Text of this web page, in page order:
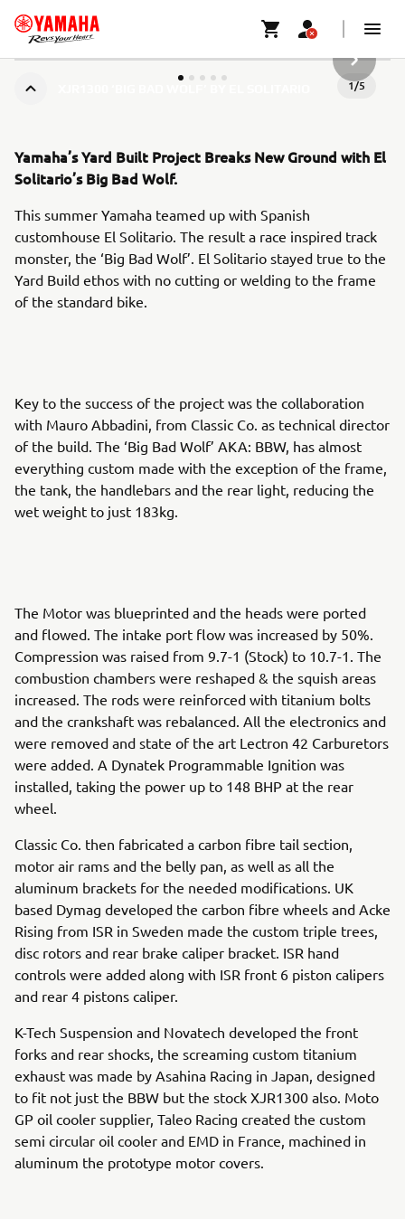
1/5
NESTE
Yamaha’s Yard Built Project Breaks New Ground with El
Solitario’s Big Bad Wolf.
This summer Yamaha teamed up with Spanish
customhouse El Solitario. The result a race inspired track
monster, the ‘Big Bad Wolf’. El Solitario stayed true to the
Yard Build ethos with no cutting or welding to the frame
of the standard bike.
Key to the success of the project was the collaboration
with Mauro Abbadini, from Classic Co. as technical director
of the build. The ‘Big Bad Wolf’ AKA: BBW, has almost
everything custom made with the exception of the frame,
the tank, the handlebars and the rear light, reducing the
wet weight to just 183kg.
The Motor was blueprinted and the heads were ported
and flowed. The intake port flow was increased by 50%.
Compression was raised from 9.7-1 (Stock) to 10.7-1. The
combustion chambers were reshaped & the squish areas
increased. The rods were reinforced with titanium bolts
and the crankshaft was rebalanced. All the electronics and
were removed and state of the art Lectron 42 Carburetors
were added. A Dynatek Programmable Ignition was
installed, taking the power up to 148 BHP at the rear
wheel.
Classic Co. then fabricated a carbon fibre tail section,
motor air rams and the belly pan, as well as all the
aluminum brackets for the needed modifications. UK
based Dymag developed the carbon fibre wheels and Acke
Rising from ISR in Sweden made the custom triple trees,
disc rotors and rear brake caliper bracket. ISR hand
controls were added along with ISR front 6 piston calipers
and rear 4 pistons caliper.
K-Tech Suspension and Novatech developed the front
forks and rear shocks, the screaming custom titanium
exhaust was made by Asahina Racing in Japan, designed
to fit not just the BBW but the stock XJR1300 also. Moto
GP oil cooler supplier, Taleo Racing created the custom
semi circular oil cooler and EMD in France, machined in
aluminum the prototype motor covers.